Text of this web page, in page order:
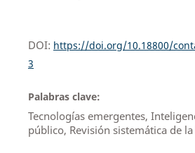
DOI: https://doi.org/10.18800/
3
Palabras clave:
Tecnologías emergentes,
público, Revisión sistemática de